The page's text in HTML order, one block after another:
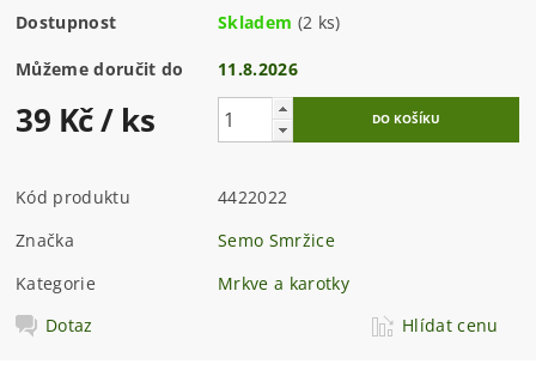
Dostupnost Skladem (2 ks)
Můžeme doručit do 11.8.2026
39 Kč/ ks
Kód produktu
4422022
Značka
Semo Smržice
Kategorie
Mrkve a karotky
Dotaz
Hlídat cenu